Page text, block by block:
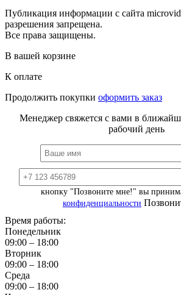
Публикация информации с сайта
разрешения запрещена.
Все права защищены.
В вашей корзине
К оплате
Продолжить покупки оформить заказ
Менеджер свяжется с вами в
рабочий день
кнопку "Позвоните мне!" вы
конфиденциальности
Время работы:
Понедельник
09:00 – 18:00
Вторник
09:00 – 18:00
Среда
09:00 – 18:00